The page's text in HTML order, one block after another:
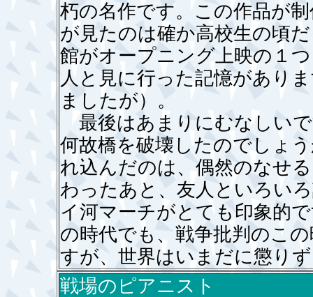
朽の名作です。この作品が
が見たのは確か高校生の頃
館がオープニング上映の１
人と見に行った記憶があり
ましたが）。
最後はあまりにむなしい
何故橋を破壊したのでしょ
れ込んだのは、偶然のなせ
わったあと、友人といろい
イ河マーチがとても印象的
の時代でも、戦争批判のこ
すが、世界はいまだに懲り
戦場のピアニスト